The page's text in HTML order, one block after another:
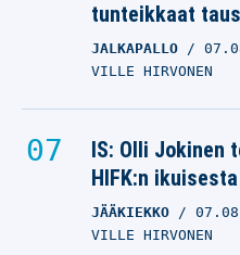
tunteikkaat
JALKAPALLO
VILLE HIRVONEN
IS: Olli Jokinen
HIFK:n
JÄÄKIEKKO
VILLE HIRVONEN